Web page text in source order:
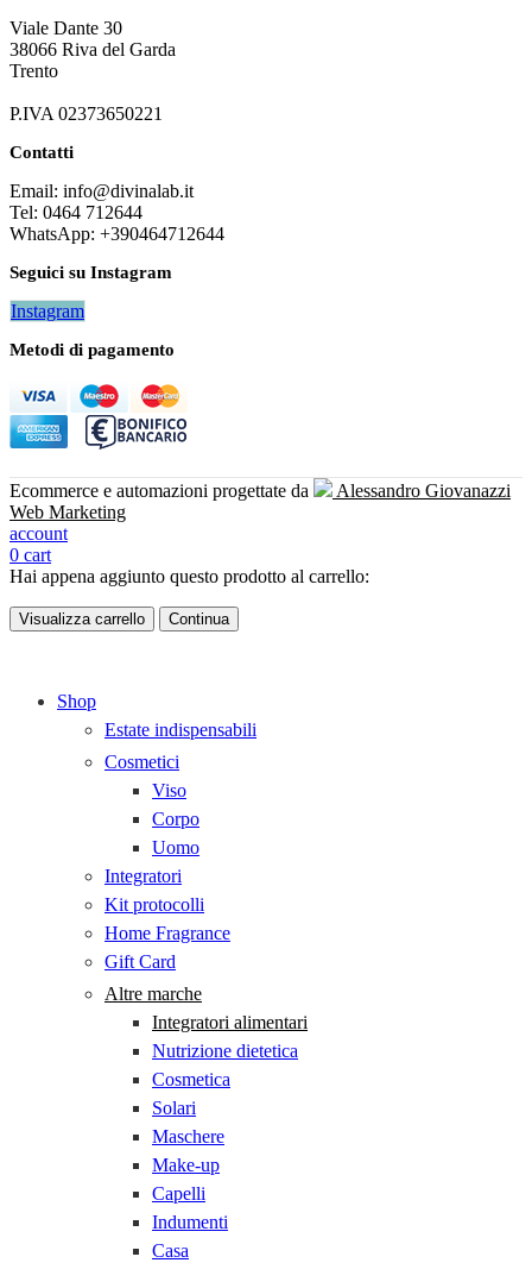
Viale Dante 30
38066 Riva del Garda
Trento
P.IVA 02373650221
Contatti
Email: info@divinalab.it
Tel: 0464 712644
WhatsApp: +390464712644
Seguici su Instagram
Instagram
Metodi di pagamento
Ecommerce e automazioni progettate da
Alessandro Giovanazzi
Web Marketing
account
0 cart
Hai appena aggiunto questo prodotto al carrello:
Visualizza carrello Continua
Shop
Estate indispensabili
Cosmetici
Viso
Corpo
Uomo
Integratori
Kit protocolli
Home Fragrance
Gift Card
Altre marche
Integratori alimentari
Nutrizione dietetica
Cosmetica
Solari
Maschere
Make-up
Capelli
Indumenti
Casa